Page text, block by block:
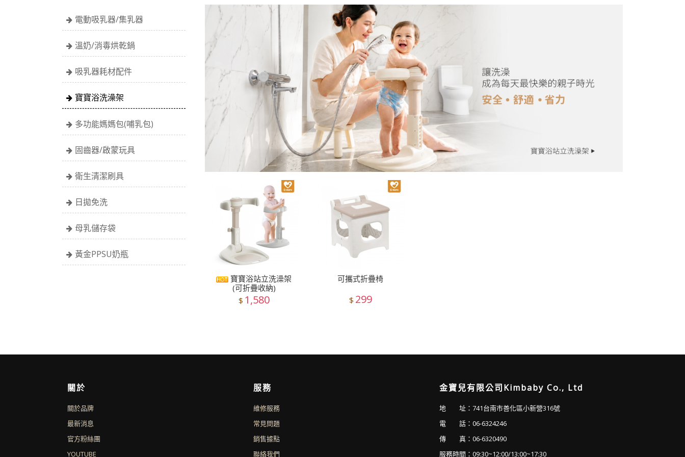
電動吸乳器/集乳器
溫奶/消毒烘乾鍋
吸乳器耗材配件
寶寶浴洗澡架
多功能媽媽包(哺乳包)
固齒器/啟蒙玩具
衛生清潔刷具
日拋免洗
母乳儲存袋
黃金PPSU奶瓶
寶寶浴站立洗澡架
(可折疊收納)
$ 1,580
可攜式折疊椅
$ 299
關於
關於品牌
最新消息
官方粉絲團
YOUTUBE
服務
維修服務
常見問題
銷售據點
聯絡我們
金寶兒有限公司Kimbaby Co., Ltd
地 址：741台南市善化區小新營316號
電 話：06-6324246
傳 真：06-6320490
服務時間：09:30~12:00/13:00~17:30